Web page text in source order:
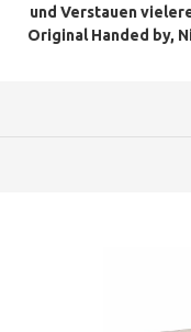
und Verstauen
Original Handed by,